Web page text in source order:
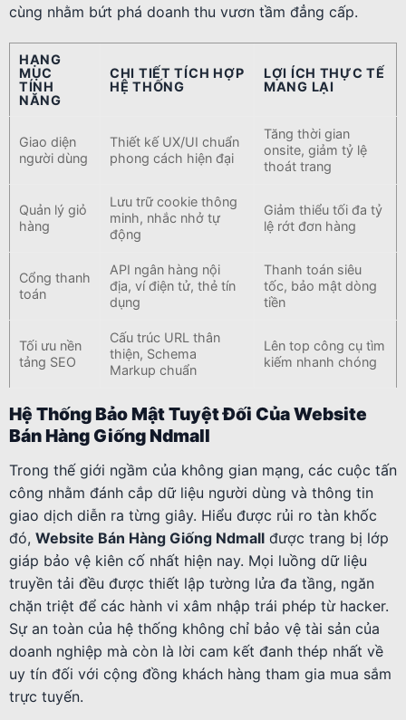
cùng nhằm bứt phá doanh thu vươn tầm đẳng cấp.
HẠNG
MỤC
TÍNH
NĂNG
CHI TIẾT TÍCH HỢP
HỆ THỐNG
LỢI ÍCH THỰC TẾ
MANG LẠI
Giao diện
người dùng
Thiết kế UX/UI chuẩn
phong cách hiện đại
Tăng thời gian
onsite, giảm tỷ lệ
thoát trang
Quản lý giỏ
hàng
Lưu trữ cookie thông
minh, nhắc nhở tự
động
Giảm thiểu tối đa tỷ
lệ rớt đơn hàng
Cổng thanh
toán
API ngân hàng nội
địa, ví điện tử, thẻ tín
dụng
Thanh toán siêu
tốc, bảo mật dòng
tiền
Tối ưu nền
tảng SEO
Cấu trúc URL thân
thiện, Schema
Markup chuẩn
Lên top công cụ tìm
kiếm nhanh chóng
Hệ Thống Bảo Mật Tuyệt Đối Của Website
Bán Hàng Giống Ndmall
Trong thế giới ngầm của không gian mạng, các cuộc tấn
công nhằm đánh cắp dữ liệu người dùng và thông tin
giao dịch diễn ra từng giây. Hiểu được rủi ro tàn khốc
đó, Website Bán Hàng Giống Ndmall được trang bị lớp
giáp bảo vệ kiên cố nhất hiện nay. Mọi luồng dữ liệu
truyền tải đều được thiết lập tường lửa đa tầng, ngăn
chặn triệt để các hành vi xâm nhập trái phép từ hacker.
Sự an toàn của hệ thống không chỉ bảo vệ tài sản của
doanh nghiệp mà còn là lời cam kết đanh thép nhất về
uy tín đối với cộng đồng khách hàng tham gia mua sắm
trực tuyến.